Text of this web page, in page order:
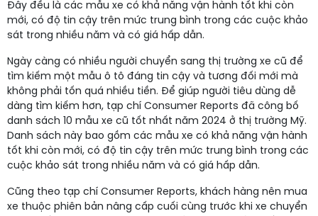
Đây đều là các mẫu xe có khả năng vận hành tốt khi còn
mới, có độ tin cậy trên mức trung bình trong các cuộc khảo
sát trong nhiều năm và có giá hấp dẫn.
Ngày càng có nhiều người chuyển sang thị trường xe cũ để
tìm kiếm một mẫu ô tô đáng tin cậy và tương đối mới mà
không phải tốn quá nhiều tiền. Để giúp người tiêu dùng dễ
dàng tìm kiếm hơn, tạp chí Consumer Reports đã công bố
danh sách 10 mẫu xe cũ tốt nhất năm 2024 ở thị trường Mỹ.
Danh sách này bao gồm các mẫu xe có khả năng vận hành
tốt khi còn mới, có độ tin cậy trên mức trung bình trong các
cuộc khảo sát trong nhiều năm và có giá hấp dẫn.
Cũng theo tạp chí Consumer Reports, khách hàng nên mua
xe thuộc phiên bản nâng cấp cuối cùng trước khi xe chuyển